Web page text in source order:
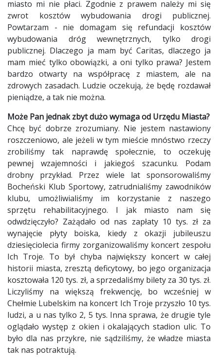
miasto mi nie płaci. Zgodnie z prawem należy mi się
zwrot kosztów wybudowania drogi publicznej.
Powtarzam - nie domagam się refundacji kosztów
wybudowania dróg wewnętrznych, tylko drogi
publicznej. Dlaczego ja mam być Caritas, dlaczego ja
mam mieć tylko obowiązki, a oni tylko prawa? Jestem
bardzo otwarty na współpracę z miastem, ale na
zdrowych zasadach. Ludzie oczekują, że będę rozdawał
pieniądze, a tak nie można.
Może Pan jednak zbyt dużo wymaga od Urzędu Miasta?
Chcę być dobrze zrozumiany. Nie jestem nastawiony
roszczeniowo, ale jeżeli w tym mieście mnóstwo rzeczy
zrobiliśmy tak naprawdę społecznie, to oczekuję
pewnej wzajemności i jakiegoś szacunku. Podam
drobny przykład. Przez wiele lat sponsorowaliśmy
Bocheński Klub Sportowy, zatrudnialiśmy zawodników
klubu, umożliwialiśmy im korzystanie z naszego
sprzętu rehabilitacyjnego. I jak miasto nam się
odwdzięczyło? Zażądało od nas zapłaty 10 tys. zł za
wynajęcie płyty boiska, kiedy z okazji jubileuszu
dziesięciolecia firmy zorganizowaliśmy koncert zespołu
Ich Troje. To był chyba największy koncert w całej
historii miasta, zresztą deficytowy, bo jego organizacja
kosztowała 120 tys. zł, a sprzedaliśmy bilety za 30 tys. zł.
Liczyliśmy na większą frekwencję, bo wcześniej w
Chełmie Lubelskim na koncert Ich Troje przyszło 10 tys.
ludzi, a u nas tylko 2, 5 tys. Inna sprawa, że drugie tyle
oglądało występ z okien i okalających stadion ulic. To
było dla nas przykre, nie sądziliśmy, że władze miasta
tak nas potraktują.